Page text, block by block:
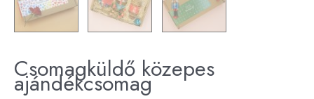
Csomagküldő közepes
ajándékcsomag